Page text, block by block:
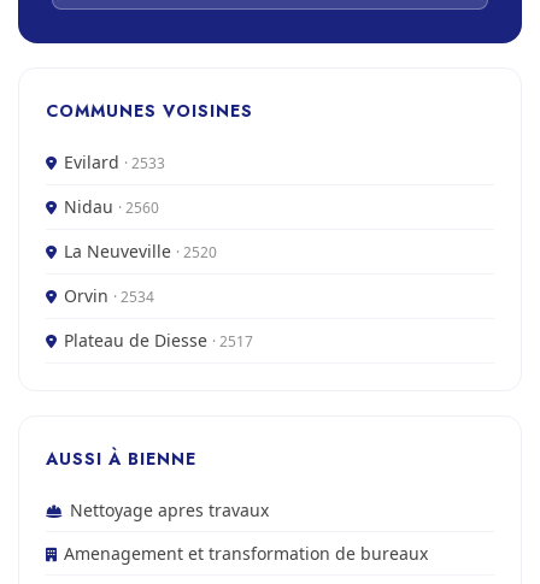
COMMUNES VOISINES
Evilard · 2533
Nidau · 2560
La Neuveville · 2520
Orvin · 2534
Plateau de Diesse · 2517
AUSSI À BIENNE
Nettoyage apres travaux
Amenagement et transformation de bureaux